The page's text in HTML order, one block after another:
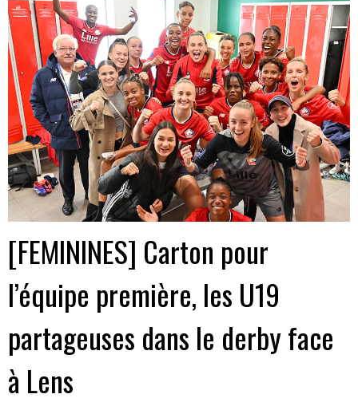
[FEMININES] Carton pour
l’équipe première, les U19
partageuses dans le derby face
à Lens